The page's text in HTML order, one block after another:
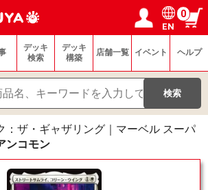
ログイン／会員登録
マイページ
EN
0
デッキ
検索
デッキ
構築
店舗一覧 イベント ヘルプ
：ザ・ギャザリング｜マーベル スーパ
ンコモン